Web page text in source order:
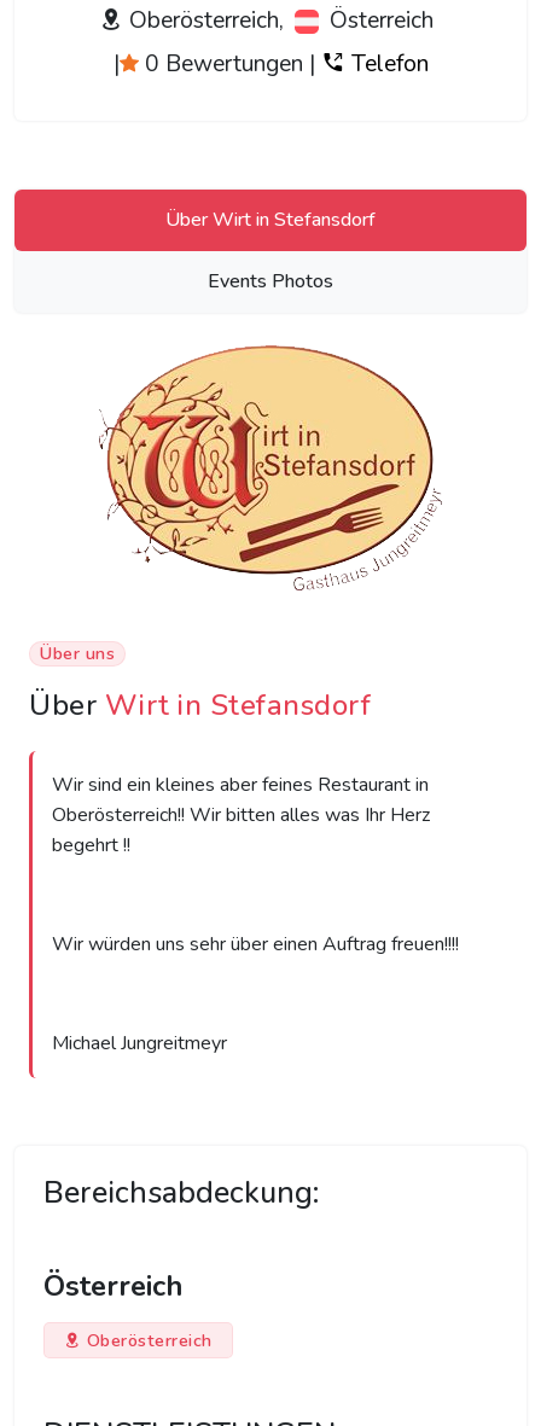
Oberösterreich,
Österreich
|
0 Bewertungen | Telefon
Über Wirt in Stefansdorf
Events Photos
Über uns
Über Wirt in Stefansdorf
Wir sind ein kleines aber feines Restaurant in
Oberösterreich!! Wir bitten alles was Ihr Herz
begehrt !!
Wir würden uns sehr über einen Auftrag freuen!!!!
Michael Jungreitmeyr
Bereichsabdeckung:
Österreich
Oberösterreich